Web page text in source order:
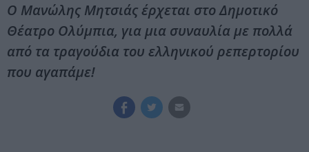
Ο Μανώλης Μητσιάς έρχεται στο Δημοτικό
Θέατρο Ολύμπια, για μια συναυλία με πολλά
από τα τραγούδια του ελληνικού ρεπερτορίου
που αγαπάμε!